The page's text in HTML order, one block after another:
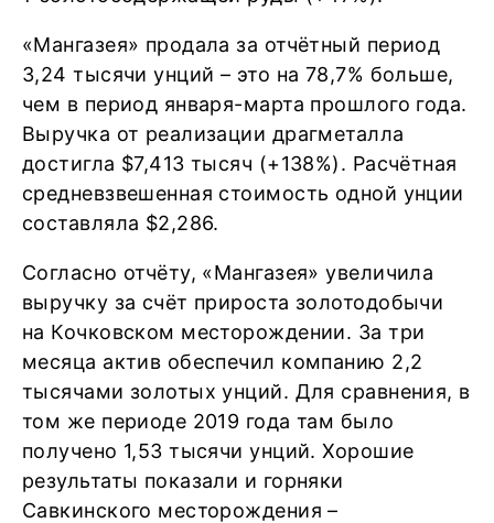
«Мангазея» продала за отчётный период
3,24 тысячи унций – это на 78,7% больше,
чем в период января-марта прошлого года.
Выручка от реализации драгметалла
достигла $7,413 тысяч (+138%). Расчётная
средневзвешенная стоимость одной унции
составляла $2,286.
Согласно отчёту, «Мангазея» увеличила
выручку за счёт прироста золотодобычи
на Кочковском месторождении. За три
месяца актив обеспечил компанию 2,2
тысячами золотых унций. Для сравнения, в
том же периоде 2019 года там было
получено 1,53 тысячи унций. Хорошие
результаты показали и горняки
Савкинского месторождения –